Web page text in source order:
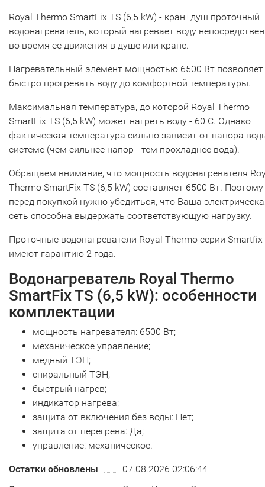
Royal Thermo SmartFix TS (6,5 kW) - кран+душ проточный
водонагреватель, который нагревает воду
во время ее движения в душе или кране.
Нагревательный элемент мощностью 6500 Вт позволяет
быстро прогревать воду до комфортной температуры.
Максимальная температура, до которой Royal Thermo
SmartFix TS (6,5 kW) может нагреть воду - 60 С. Однако
фактическая температура сильно зависит от напора
системе (чем сильнее напор - тем прохладнее вода).
Обращаем внимание, что мощность водонагревателя
Thermo SmartFix TS (6,5 kW) составляет 6500 Вт. Поэтому
перед покупкой нужно убедиться, что Ваша
сеть способна выдержать соответствующую нагрузку.
Проточные водонагреватели Royal Thermo серии Smartfix
имеют гарантию 2 года.
Водонагреватель Royal Thermo
SmartFix TS (6,5 kW): особенности
комплектации
мощность нагревателя: 6500 Вт;
механическое управление;
медный ТЭН;
спиральный ТЭН;
быстрый нагрев;
индикатор нагрева;
защита от включения без воды: Нет;
защита от перегрева: Да;
управление: механическое.
Остатки обновлены
07.08.2026 02:06:44